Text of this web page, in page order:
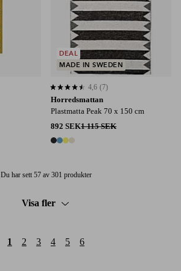
Horredsmattan
Plastmatta Peak 70 x 150 cm
892 SEK1 115 SEK
4 färger
4,6 baserat på 7 st betyg
4,6 (7)
DEAL
MADE IN SWEDEN
Du har sett 57 av 301 produkter
Visa fler
1 2 3 4 5 6